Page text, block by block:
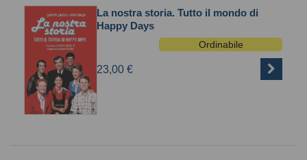
La nostra storia. Tutto il mondo di
Happy Days
Ordinabile
23,00 €